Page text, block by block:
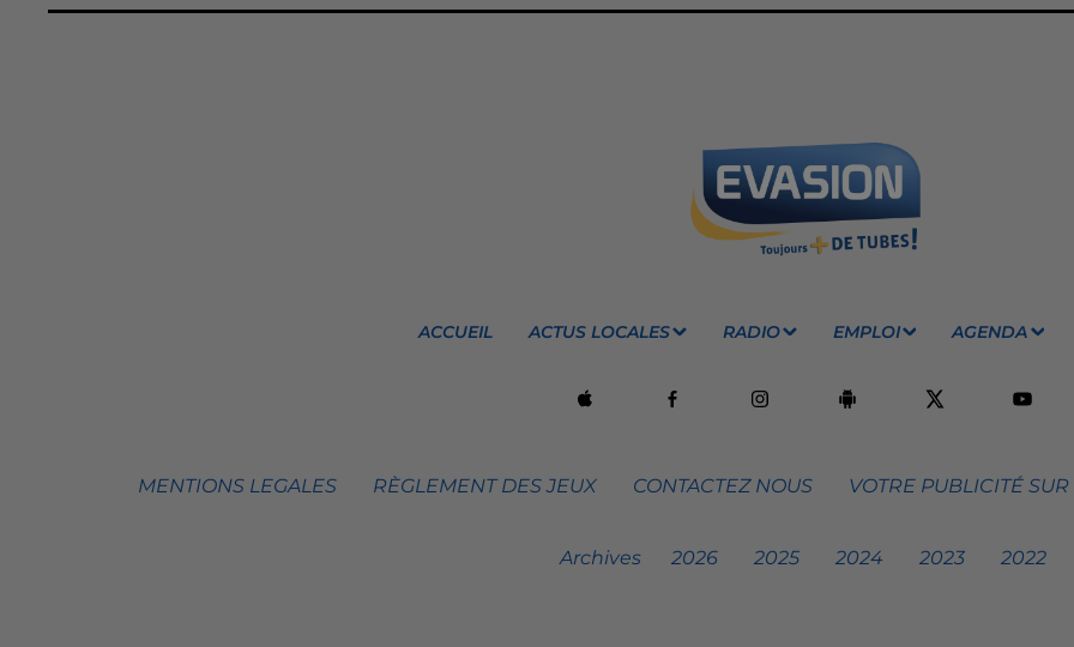
ACCUEIL ACTUS LOCALES RADIO EMPLOI AGENDA
MENTIONS LEGALES RÈGLEMENT DES JEUX CONTACTEZ NOUS VOTRE PUBLICITÉ
Archives 2026 2025 2024 2023 2022